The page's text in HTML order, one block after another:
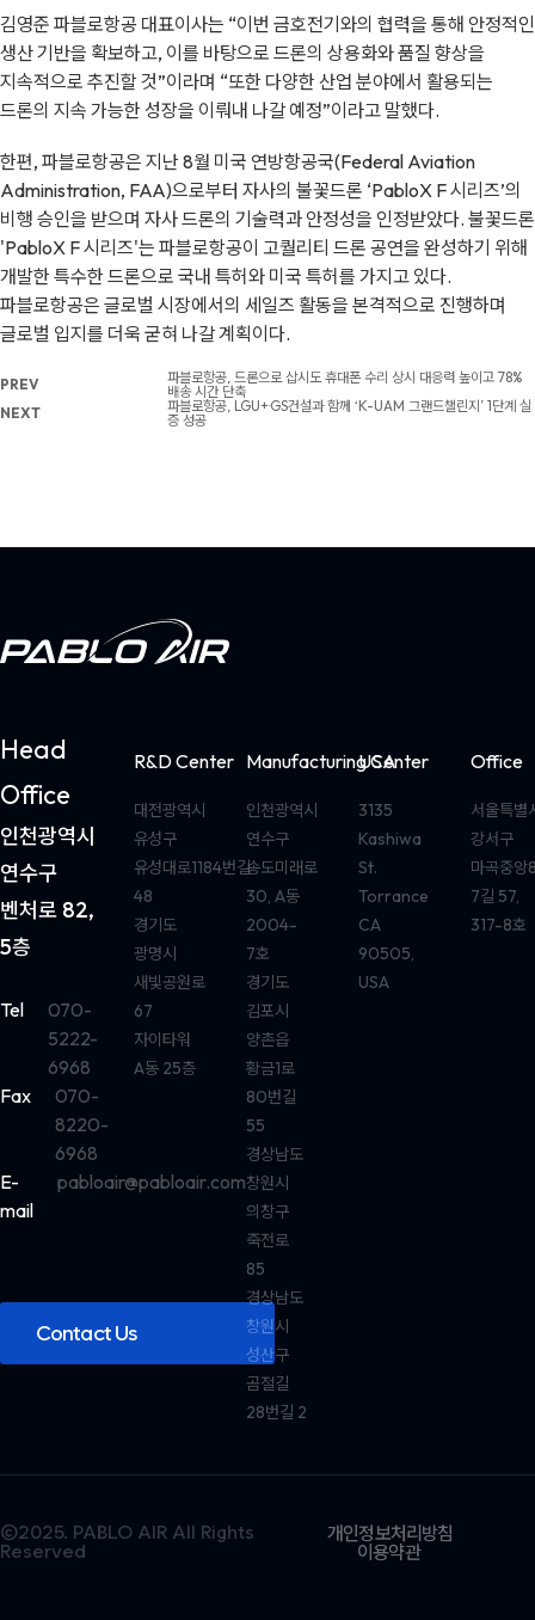
김영준 파블로항공 대표이사는 “이번 금호전기와의 협력을 통해 안정적인
생산 기반을 확보하고, 이를 바탕으로 드론의 상용화와 품질 향상을
지속적으로 추진할 것”이라며 “또한 다양한 산업 분야에서 활용되는
드론의 지속 가능한 성장을 이뤄내 나갈 예정”이라고 말했다.
한편, 파블로항공은 지난 8월 미국 연방항공국(Federal Aviation
Administration, FAA)으로부터 자사의 불꽃드론 ‘PabloX F 시리즈’의
비행 승인을 받으며 자사 드론의 기술력과 안정성을 인정받았다. 불꽃드론
'PabloX F 시리즈'는 파블로항공이 고퀄리티 드론 공연을 완성하기 위해
개발한 특수한 드론으로 국내 특허와 미국 특허를 가지고 있다.
파블로항공은 글로벌 시장에서의 세일즈 활동을 본격적으로 진행하며
글로벌 입지를 더욱 굳혀 나갈 계획이다.
PREV
파블로항공, 드론으로 삽시도 휴대폰 수리 상시 대응력 높이고 78%
배송 시간 단축
NEXT
파블로항공, LGU+·GS건설과 함께 ‘K-UAM 그랜드챌린지’ 1단계 실
증 성공
Head
Office
인천광역시
연수구
벤처로 82,
5층
Tel
070-
5222-
6968
Fax
070-
8220-
6968
E-
mail
pabloair@pabloair.com
Contact Us
R&D Center
대전광역시
유성구
유성대로1184번길
48
경기도
광명시
새빛공원로
67
자이타워
A동 25층
Manufacturing Center
인천광역시
연수구
송도미래로
30, A동
2004-
7호
경기도
김포시
양촌읍
황금1로
80번길
55
경상남도
창원시
의창구
죽전로
85
경상남도
창원시
성산구
곰절길
28번길 2
USA
3135
Kashiwa
St.
Torrance
CA
90505,
USA
Office
서울특별
강서구
마곡중앙
7길 57,
317-8호
©2025. PABLO AIR All Rights
Reserved
개인정보처리방침
이용약관